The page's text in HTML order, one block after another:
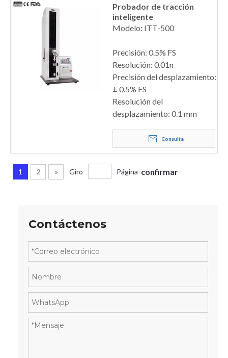
Probador de tracción
inteligente
Modelo: ITT-500
Precisión: 0.5% FS
Resolución: 0.01n
Precisión del desplazamiento:
± 0.5% FS
Resolución del
desplazamiento: 0.1 mm
Consulta
1 2 » Giro Página confirmar
Contáctenos